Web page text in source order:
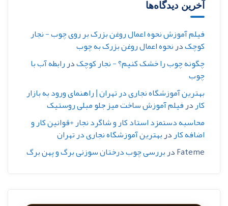
آخرین دیدگاه‌ها
فیلم آموزش نحوه اعمال روغن بزرک بر روی چوب - نجار
کوچکدرنحوه اعمال روغن بزرک به چوب
چگونه چوب را خشک کنیم؟ - نجار کوچکدررابطه آب با
چوب
بهترین آموزشگاه نجاری در تهران | راهنمای ورود به بازار
کاردرفیلم آموزش ساخت میز جلو مبلی روستیک
محاسبه دستمزد استاد کار و شاگرد نجار +قوانین کار و
اضافه کاردربهترین آموزشگاه نجاری در تهران
Fatemeدربررسی چوب درختان سوزنی برگ و پهن برگ